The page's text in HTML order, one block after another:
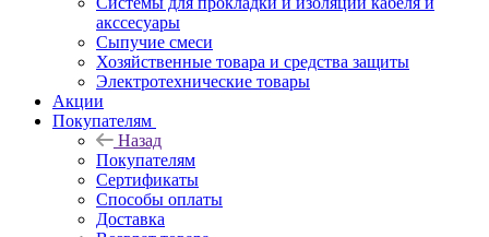
акссесуары
Сыпучие смеси
Хозяйственные товара и средства защиты
Электротехнические товары
Акции
Покупателям
Назад
Покупателям
Сертификаты
Способы оплаты
Доставка